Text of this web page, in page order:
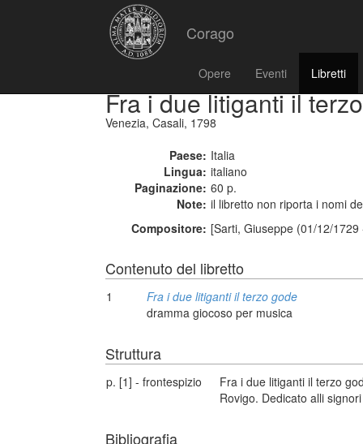
Corago
Opere Eventi Libretti
Fra i due litiganti il
Venezia, Casali, 1798
Paese: Italia
Lingua: italiano
Paginazione: 60 p.
Note: il libretto non riporta i nomi
Compositore: [Sarti, Giuseppe (01/12/
Contenuto del libretto
1
Fra i due litiganti il terzo gode
dramma giocoso per musica
Struttura
p. [1] - frontespizio
Fra i due litiganti il terzo
Rovigo. Dedicato alli
Bibliografia